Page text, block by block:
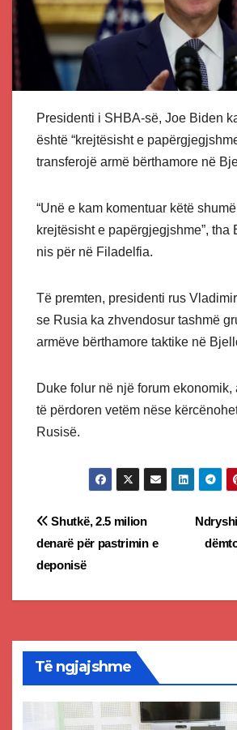
Presidenti i SHBA-së, Joe Biden
është “krejtësisht e
transferojë armë bërthamore në
“Unë e kam komentuar këtë
krejtësisht e papërgjegjshme”, tha
nis për në Filadelfia.
Të premten, presidenti rus
se Rusia ka zhvendosur tashmë
armëve bërthamore taktike në
Duke folur në një forum ekonomik,
të përdoren vetëm nëse
Rusisë.
Post
navigation
Shutkë, 2.5 milion
denarë për pastrimin e
deponisë
Të ngjajshme